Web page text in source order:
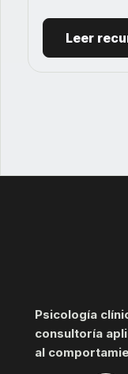
Leer
Psicología
consultoría
al